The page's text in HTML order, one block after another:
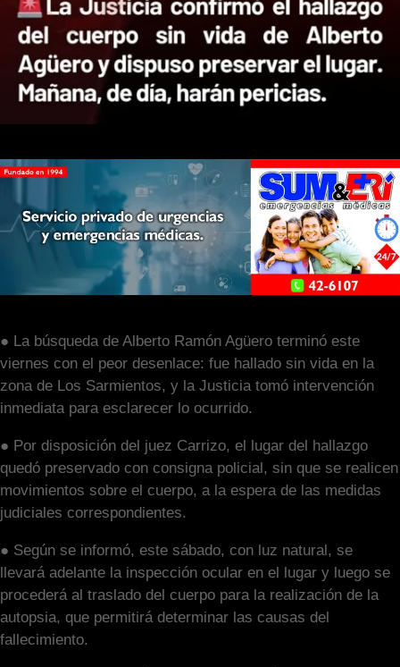
● La búsqueda de Alberto Ramón Agüero terminó este
viernes con el peor desenlace: fue hallado sin vida en la
zona de Los Sarmientos, y la Justicia tomó intervención
inmediata para esclarecer lo ocurrido.
● Por disposición del juez Carrizo, el lugar del hallazgo
quedó preservado con consigna policial, sin que se realicen
movimientos sobre el cuerpo, a la espera de las medidas
judiciales correspondientes.
● Según se informó, este sábado, con luz natural, se
llevará adelante la inspección ocular en el lugar y luego se
procederá al traslado del cuerpo para la realización de la
autopsia, que permitirá determinar las causas del
fallecimiento.